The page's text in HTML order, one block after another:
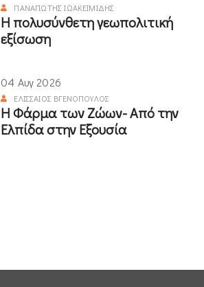
ΠΑΝΑΓΙΏΤΗΣ ΙΩΑΚΕΙΜΊΔΗΣ
Η πολυσύνθετη γεωπολιτική
εξίσωση
04 Αυγ 2026
ΕΛΙΣΣΑΊΟΣ ΒΓΕΝΌΠΟΥΛΟΣ
Η Φάρμα των Ζώων- Από την
Ελπίδα στην Εξουσία